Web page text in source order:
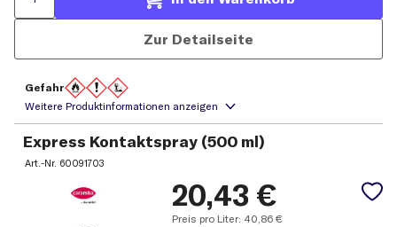
Zur Detailseite
Gefahr
Express Kontaktspray (500 ml)
Art.-Nr. 60091703
20,43 €
Preis pro Liter: 40,86 €